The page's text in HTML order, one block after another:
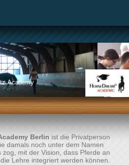
Academy
Berlin ist die Privatperson
damals noch unter dem Namen
zog, mit der Vision, dass Pferde an
Lehre integriert werden können.